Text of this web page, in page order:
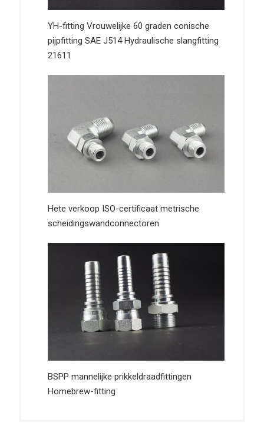
YH-fitting Vrouwelijke 60 graden conische
pijpfitting SAE J514 Hydraulische slangfitting
21611
Hete verkoop ISO-certificaat metrische
scheidingswandconnectoren
BSPP mannelijke prikkeldraadfittingen
Homebrew-fitting